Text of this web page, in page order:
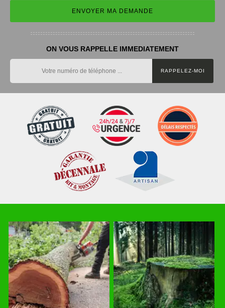
ON VOUS RAPPELLE IMMEDIATEMENT